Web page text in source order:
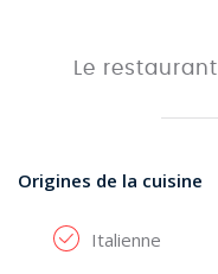
Le restaurant
Origines de la cuisine
Italienne